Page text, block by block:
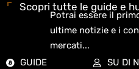
Scopri tutte le guide e
Potrai essere il
ultime notizie e i
mercati...
GUIDE
SU DI